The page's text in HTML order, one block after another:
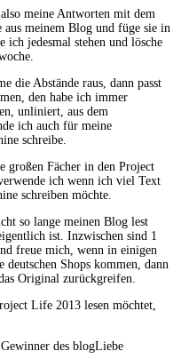
meine Antworten mit dem
meinem Blog und füge sie in
ich jedesmal stehen und lösche
die Abstände raus, dann passt
den habe ich immer
unliniert, aus dem
ich auch für meine
schreibe.
großen Fächer in den Project
ich wenn ich viel Text
schreiben möchte.
so lange meinen Blog lest
ist. Inzwischen sind 1
freue mich, wenn in einigen
Shops kommen, dann
Original zurückgreifen.
Life 2013 lesen möchtet,
des blogLiebe